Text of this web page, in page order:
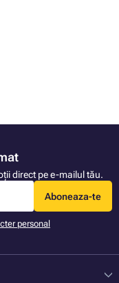
direct pe e-mailul tău.
Aboneaza-te
personal